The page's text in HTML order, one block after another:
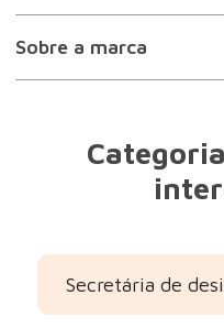
Sobre a marca
Secretária de